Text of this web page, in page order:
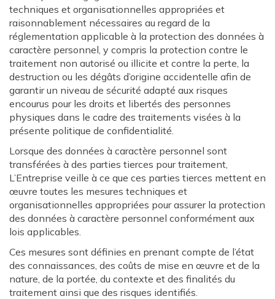
techniques et organisationnelles appropriées et
raisonnablement nécessaires au regard de la
réglementation applicable à la protection des données à
caractère personnel, y compris la protection contre le
traitement non autorisé ou illicite et contre la perte, la
destruction ou les dégâts d’origine accidentelle afin de
garantir un niveau de sécurité adapté aux risques
encourus pour les droits et libertés des personnes
physiques dans le cadre des traitements visées à la
présente politique de confidentialité.
Lorsque des données à caractère personnel sont
transférées à des parties tierces pour traitement,
L’Entreprise veille à ce que ces parties tierces mettent en
œuvre toutes les mesures techniques et
organisationnelles appropriées pour assurer la protection
des données à caractère personnel conformément aux
lois applicables.
Ces mesures sont définies en prenant compte de l’état
des connaissances, des coûts de mise en œuvre et de la
nature, de la portée, du contexte et des finalités du
traitement ainsi que des risques identifiés.